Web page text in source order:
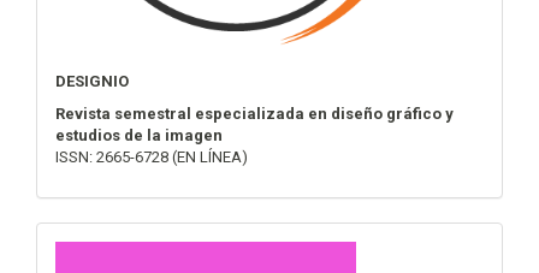
DESIGNIO
Revista semestral especializada en diseño gráfico y
estudios de la imagen
ISSN: 2665-6728 (EN LÍNEA)
convocatoria